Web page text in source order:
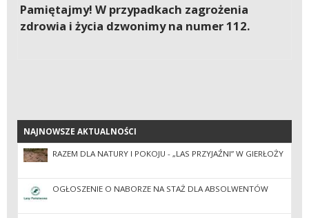
Pamiętajmy! W przypadkach zagrożenia
zdrowia i życia dzwonimy na numer 112.
NAJNOWSZE AKTUALNOŚCI
NAJNOWSZE AKTUALNOŚCI
RAZEM DLA NATURY I POKOJU - „LAS PRZYJAŹNI” W GIERŁOŻY
OGŁOSZENIE O NABORZE NA STAŻ DLA ABSOLWENTÓW